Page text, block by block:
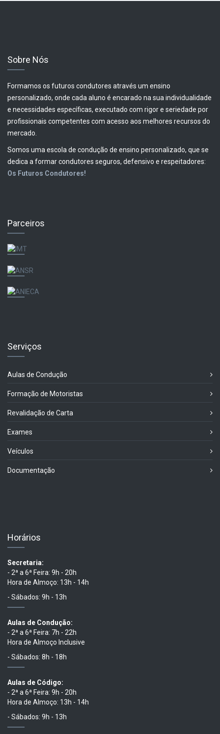
Sobre Nós
Formamos os futuros condutores através um ensino
personalizado, onde cada aluno é encarado na sua individualidade
e necessidades específicas, executado com rigor e seriedade por
profissionais competentes com acesso aos melhores recursos do
mercado.
Somos uma escola de condução de ensino personalizado, que se
dedica a formar condutores seguros, defensivo e respeitadores:
Os Futuros Condutores!
Parceiros
Serviços
Aulas de Condução
Formação de Motoristas
Revalidação de Carta
Exames
Veículos
Documentação
Horários
Secretaria:
- 2ª a 6ª Feira: 9h - 20h
Hora de Almoço: 13h - 14h
- Sábados: 9h - 13h
Aulas de Condução:
- 2ª a 6ª Feira: 7h - 22h
Hora de Almoço Inclusive
- Sábados: 8h - 18h
Aulas de Código:
- 2ª a 6ª Feira: 9h - 20h
Hora de Almoço: 13h - 14h
- Sábados: 9h - 13h